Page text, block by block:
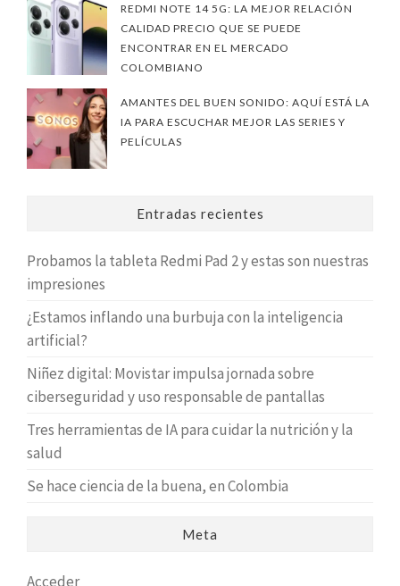
REDMI NOTE 14 5G: LA MEJOR RELACIÓN
CALIDAD PRECIO QUE SE PUEDE
ENCONTRAR EN EL MERCADO
COLOMBIANO
AMANTES DEL BUEN SONIDO: AQUÍ ESTÁ LA
IA PARA ESCUCHAR MEJOR LAS SERIES Y
PELÍCULAS
Entradas recientes
Probamos la tableta Redmi Pad 2 y estas son nuestras
impresiones
¿Estamos inflando una burbuja con la inteligencia
artificial?
Niñez digital: Movistar impulsa jornada sobre
ciberseguridad y uso responsable de pantallas
Tres herramientas de IA para cuidar la nutrición y la
salud
Se hace ciencia de la buena, en Colombia
Meta
Acceder